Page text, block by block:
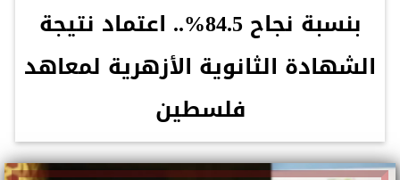
بنسبة نجاح 84.5%.. اعتماد نتيجة
الشهادة الثانوية الأزهرية لمعاهد
فلسطين